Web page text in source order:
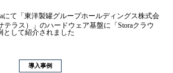
にて「東洋製罐グループホールディングス株式会
テラス）」のハードウェア基盤に「Storaクラウ
として紹介されました
導入事例